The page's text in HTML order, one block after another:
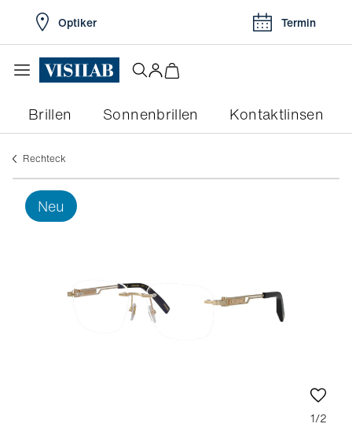
Optiker Termin
Brillen Sonnenbrillen Kontaktlinsen
rechteck
neu
1/2